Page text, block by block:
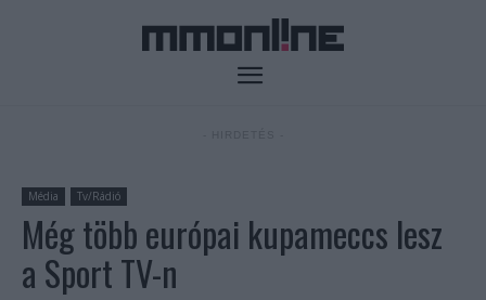
Média Tv/Rádió
Még több európai kupameccs lesz
a Sport TV-n